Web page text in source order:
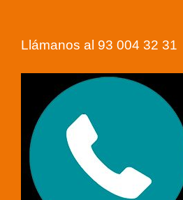
Llámanos al 93 004 32 31